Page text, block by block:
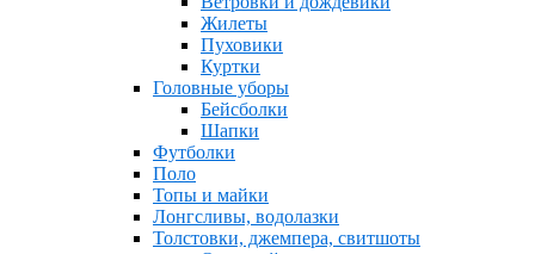
Жилеты
Пуховики
Куртки
Головные уборы
Бейсболки
Шапки
Футболки
Поло
Топы и майки
Лонгсливы, водолазки
Толстовки, джемпера, свитшоты